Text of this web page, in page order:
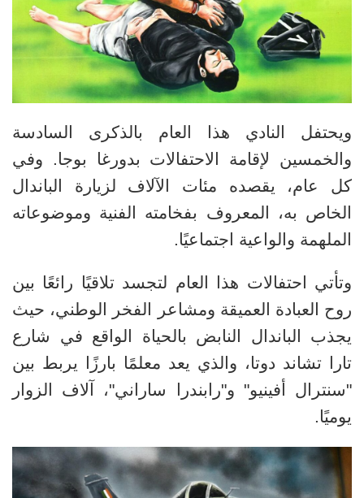
ويحتفل النادي هذا العام بالذكرى السادسة
والخمسين لإقامة الاحتفالات بدورغا بوجا. وفي
كل عام، يقصده مئات الآلاف لزيارة الباندال
الخاص به، المعروف بفخامته الفنية وموضوعاته
الملهمة والواعية اجتماعيًا.
وتأتي احتفالات هذا العام لتجسد تلاقيًا رائعًا بين
روح العبادة العميقة ومشاعر الفخر الوطني، حيث
يجذب الباندال النابض بالحياة الواقع في شارع
تارا تشاند دوتا، والذي يعد معلمًا بارزًا يربط بين
"سنترال أفينيو" و"رابندرا ساراني"، آلاف الزوار
يوميًا.